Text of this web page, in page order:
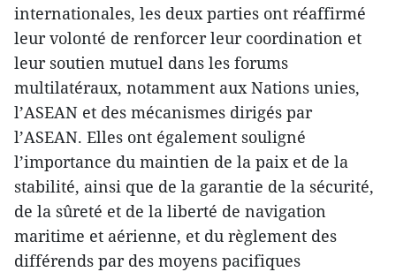
internationales, les deux parties ont réaffirmé
leur volonté de renforcer leur coordination et
leur soutien mutuel dans les forums
multilatéraux, notamment aux Nations unies,
l’ASEAN et des mécanismes dirigés par
l’ASEAN. Elles ont également souligné
l’importance du maintien de la paix et de la
stabilité, ainsi que de la garantie de la sécurité,
de la sûreté et de la liberté de navigation
maritime et aérienne, et du règlement des
différends par des moyens pacifiques